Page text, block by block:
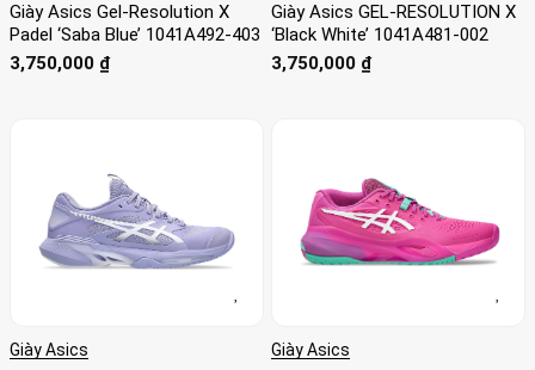
Giày Asics Gel-Resolution X
Padel ‘Saba Blue’ 1041A492-403
3,750,000 ₫
Giày Asics GEL-RESOLUTION X
‘Black White’ 1041A481-002
3,750,000 ₫
Giày Asics Giày Asics